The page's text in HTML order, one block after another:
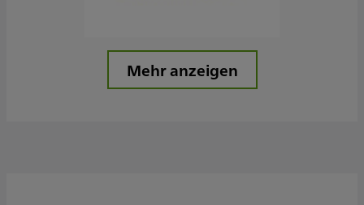
Mehr anzeigen